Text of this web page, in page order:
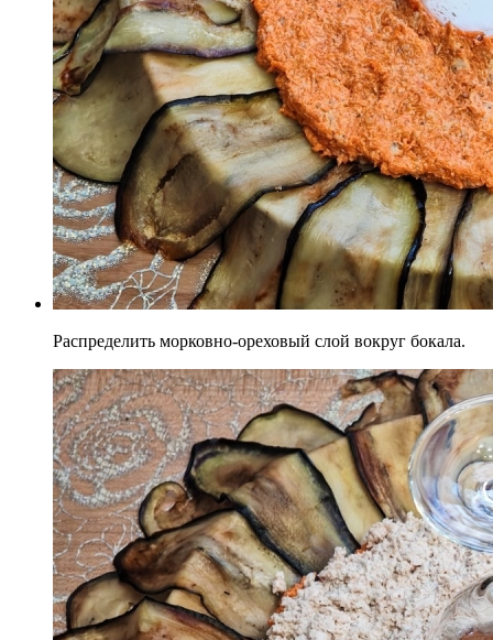
Распределить морковно-ореховый слой вокруг бокала.